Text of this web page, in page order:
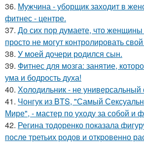
36. Мужчина - уборщик заходит в
фитнес - центре.
37. До сих пор думаете, что
просто не могут контролировать
38. У моей дочери родился сын.
39. Фитнес для мозга: занятие,
ума и бодрость духа!
40. Холодильник - не универсальный
41. Чонгук из BTS, "Самый
Мире", - мастер по уходу за собой и
42. Регина тодоренко показала
после третьих родов и откровенно